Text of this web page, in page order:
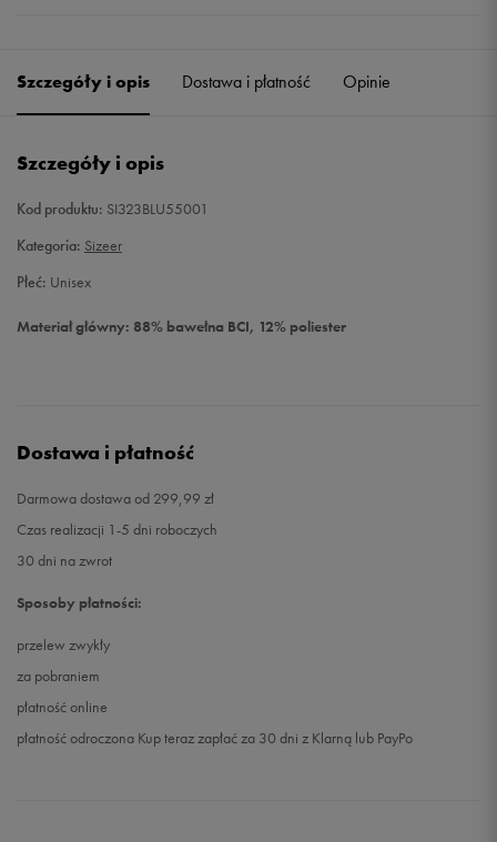
Szczegóły i opis Dostawa i płatność Opinie
Szczegóły i opis
Kod produktu: SI323BLU55001
Kategoria: Sizeer
Płeć: Unisex
Materiał główny: 88% bawełna BCI, 12% poliester
Dostawa i płatność
Darmowa dostawa od 299,99 zł
Czas realizacji 1-5 dni roboczych
30 dni na zwrot
Sposoby płatności:
przelew zwykły
za pobraniem
płatność online
płatność odroczona Kup teraz zapłać za 30 dni z Klarną lub PayPo